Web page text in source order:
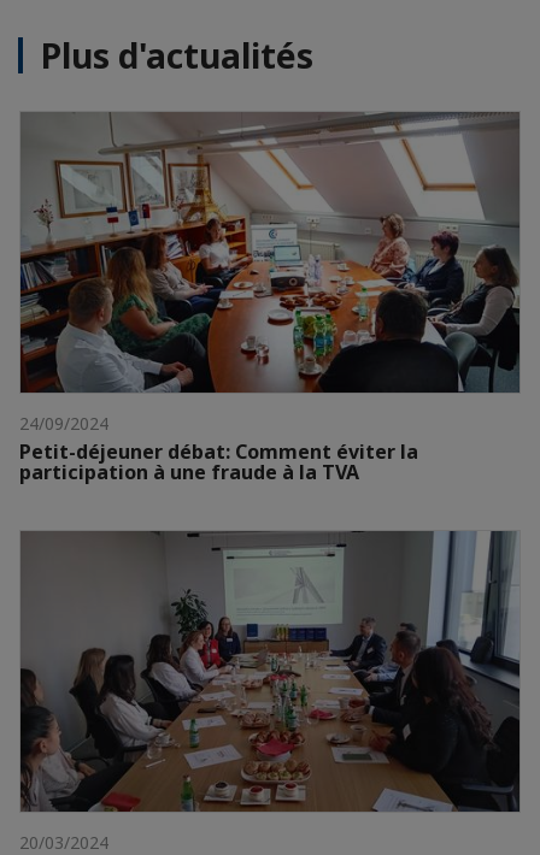
Plus d'actualités
24/09/2024
Petit-déjeuner débat: Comment éviter la
participation à une fraude à la TVA
20/03/2024